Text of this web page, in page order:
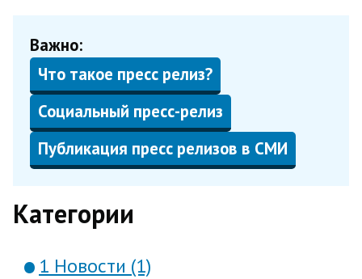
Важно:
Что такое пресс релиз?
Социальный пресс-релиз
Публикация пресс релизов в СМИ
Категории
1 Новости (1)